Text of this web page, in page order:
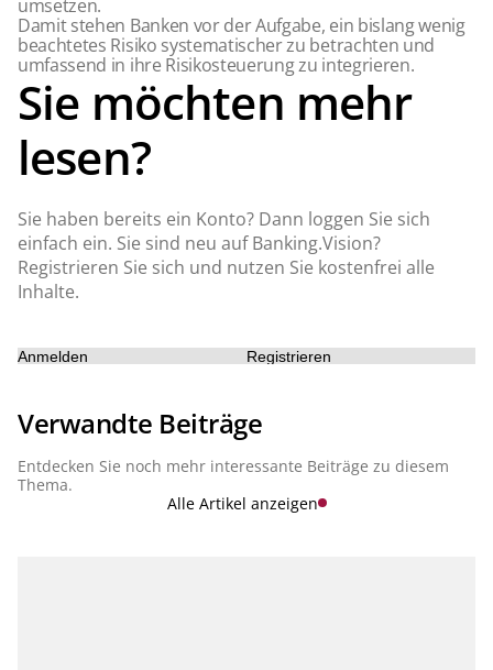
umsetzen.
Damit stehen Banken vor der Aufgabe, ein bislang wenig
beachtetes Risiko systematischer zu betrachten und
umfassend in ihre Risikosteuerung zu integrieren.
Sie möchten mehr
lesen?
Sie haben bereits ein Konto? Dann loggen Sie sich
einfach ein. Sie sind neu auf Banking.Vision?
Registrieren Sie sich und nutzen Sie kostenfrei alle
Inhalte.
Anmelden Registrieren
Verwandte Beiträge
Entdecken Sie noch mehr interessante Beiträge zu diesem
Thema.
Alle Artikel anzeigen